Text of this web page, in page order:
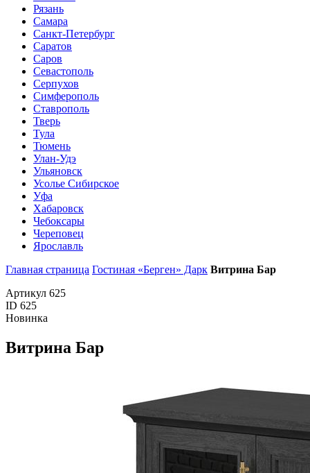
Рязань
Самара
Санкт-Петербург
Саратов
Саров
Севастополь
Серпухов
Симферополь
Ставрополь
Тверь
Тула
Тюмень
Улан-Удэ
Ульяновск
Усолье Сибирское
Уфа
Хабаровск
Чебоксары
Череповец
Ярославль
Главная страница Гостиная «Берген» Дарк Витрина Бар
Артикул 625
ID 625
Новинка
Витрина Бар